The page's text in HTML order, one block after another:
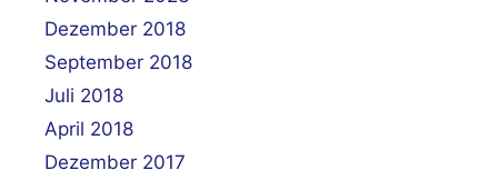
Dezember 2018
September 2018
Juli 2018
April 2018
Dezember 2017